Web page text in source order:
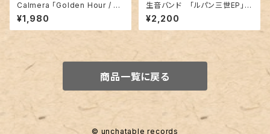
Calmera 「Golden Hour / D
esafinado feat.akiko」
¥1,980
生音バンド 「ルパン三世EP」7i
nch
¥2,200
商品一覧に戻る
© unchatable records